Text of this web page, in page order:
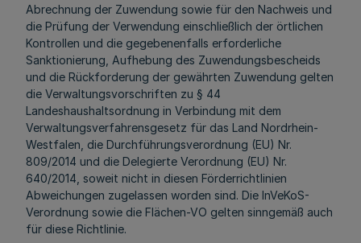
Abrechnung der Zuwendung sowie für den Nachweis und
die Prüfung der Verwendung einschließlich der örtlichen
Kontrollen und die gegebenenfalls erforderliche
Sanktionierung, Aufhebung des Zuwendungsbescheids
und die Rückforderung der gewährten Zuwendung gelten
die Verwaltungsvorschriften zu § 44
Landeshaushaltsordnung in Verbindung mit dem
Verwaltungsverfahrensgesetz für das Land Nordrhein-
Westfalen, die Durchführungsverordnung (EU) Nr.
809/2014 und die Delegierte Verordnung (EU) Nr.
640/2014, soweit nicht in diesen Förderrichtlinien
Abweichungen zugelassen worden sind. Die InVeKoS-
Verordnung sowie die Flächen-VO gelten sinngemäß auch
für diese Richtlinie.